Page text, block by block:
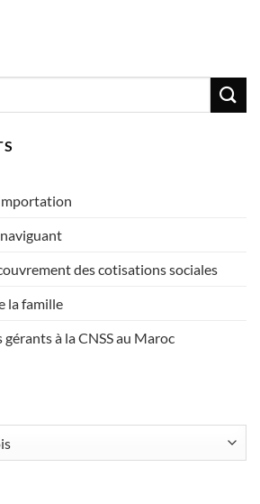
des cotisations sociales
la famille
à la CNSS au Maroc